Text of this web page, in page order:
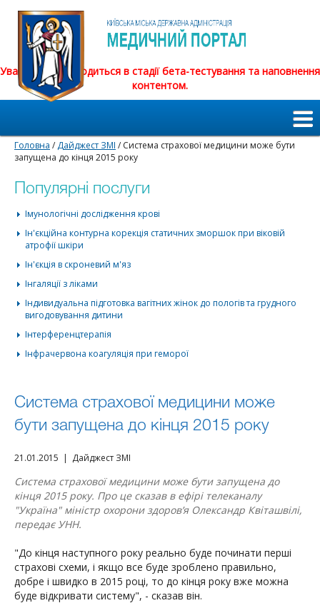
Увага! Сайт знаходиться в стадії бета-тестування та наповнення
контентом.
Головна / Дайджест ЗМІ / Система страхової медицини може бути
запущена до кінця 2015 року
Популярні послуги
Імунологічні дослідження крові
Ін'єкційна контурна корекція статичних зморшок при віковій
атрофії шкіри
Ін'єкція в скроневий м'яз
Інгаляції з ліками
Індивидуальна підготовка вагітних жінок до пологів та грудного
вигодовування дитини
Інтерференцтерапія
Інфрачервона коагуляція при геморої
Система страхової медицини може
бути запущена до кінця 2015 року
21.01.2015 | Дайджест ЗМІ
Система страхової медицини може бути запущена до
кінця 2015 року. Про це сказав в ефірі телеканалу
"Україна" міністр охорони здоров’я Олександр Квіташвілі,
передає УНН.
"До кінця наступного року реально буде починати перші
страхові схеми, і якщо все буде зроблено правильно,
добре і швидко в 2015 році, то до кінця року вже можна
буде відкривати систему", - сказав він.